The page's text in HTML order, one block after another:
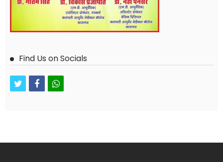
Find Us on Socials
twitterfacebookwhatsapp